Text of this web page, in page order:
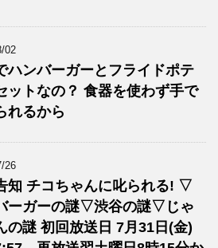
02
ハンバーガーとフライドポテ
ットなの？ 食器を使わず手で
れるから
26
知 チコちゃんに叱られる! ▽
ーガーの謎▽渋谷の謎▽じゃ
の謎 初回放送日 7月31日(金)